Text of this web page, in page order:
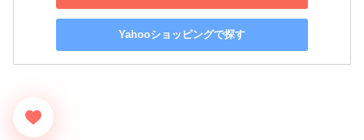
Yahooショッピングで探す